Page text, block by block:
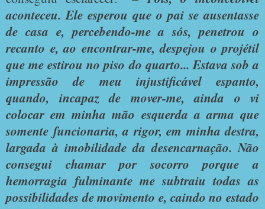
aconteceu. Ele esperou que o pai se ausentasse
de casa e, percebendo-me a sós, penetrou o
recanto e, ao encontrar-me, despejou o projétil
que me estirou no piso do quarto... Estava sob a
impressão de meu injustificável espanto,
quando, incapaz de mover-me, ainda o vi
colocar em minha mão esquerda a arma que
somente funcionaria, a rigor, em minha destra,
largada à imobilidade da desencarnação. Não
consegui chamar por socorro porque a
hemorragia fulminante me subtraiu todas as
possibilidades de movimento e, caindo no estado